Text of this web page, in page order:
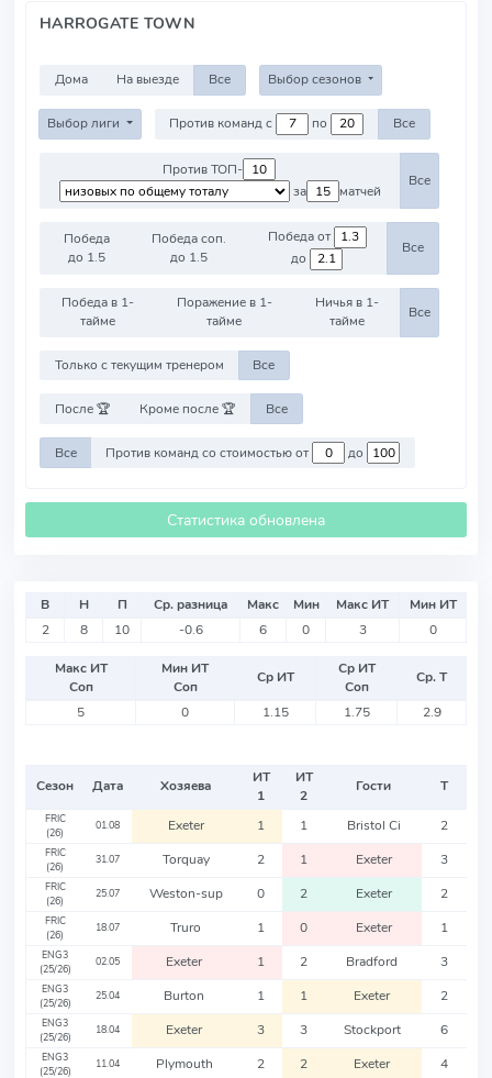
HARROGATE TOWN
Дома На выезде Все Выбор сезонов
Выбор лиги Против команд с по Все
Против ТОП-
за
матчей
Все
Победа
до 1.5
Победа соп.
до 1.5
Победа от
до
Все
Победа в 1-
тайме
Поражение в 1-
тайме
Ничья в 1-
тайме
Все
Только с текущим тренером Все
После 🏆 Кроме после 🏆 Все
Все Против команд со стоимостью от до
Статистика обновлена
В Н П Ср. разница Макс Мин Макс ИТ
Мин ИТ
2
8 10 -0.6 6 0 3 0
Макс ИТ
Соп
Мин ИТ
Соп
Ср ИТ
Ср ИТ
Соп
Ср. Т
5
0 1.15 1.75 2.9
Сезон Дата Хозяева
ИТ
1
ИТ
2
Гости Т
FRIC
(26)
01.08 Exeter 1 1 Bristol Ci 2
FRIC
(26)
31.07 Torquay 2 1 Exeter 3
FRIC
(26)
25.07 Weston-sup 0 2 Exeter 2
FRIC
(26)
18.07 Truro 1 0 Exeter 1
ENG3
(25/26)
02.05 Exeter 1 2 Bradford 3
ENG3
(25/26)
25.04 Burton 1 1 Exeter 2
ENG3
(25/26)
18.04 Exeter 3 3 Stockport 6
ENG3
(25/26)
11.04 Plymouth 2 2 Exeter 4